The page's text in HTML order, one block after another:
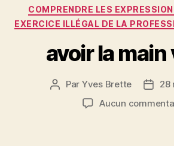
o
k
COMPRENDRE LES
EXERCICE ILLÉGAL DE LA
avoir la
Auteur
Par Yves Brette
Date
28
Aucun